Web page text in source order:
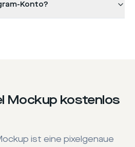
Konto?
Mockup kostenlos
ist eine pixelgenaue